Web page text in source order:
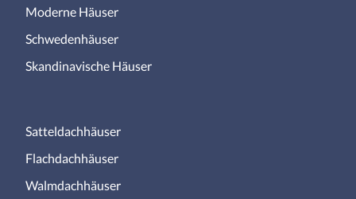
Moderne Häuser
Schwedenhäuser
Skandinavische Häuser
Satteldachhäuser
Flachdachhäuser
Walmdachhäuser